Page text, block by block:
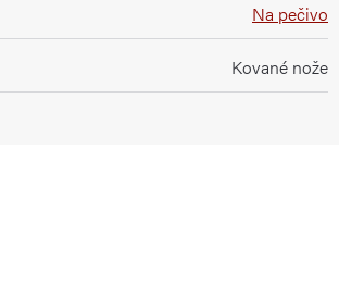
Na pečivo
Kované nože